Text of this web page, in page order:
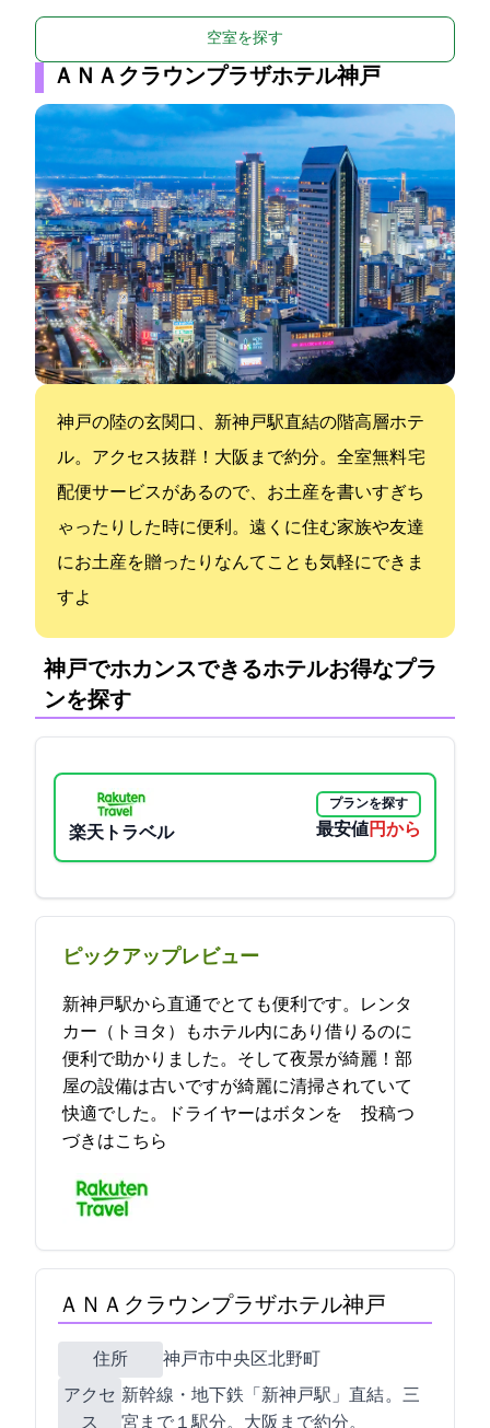
空室を探す
ＡＮＡクラウンプラザホテル神戸
神戸の陸の玄関口、新神戸駅直結の37階高層ホテ
ル。アクセス抜群！大阪まで約25分。全室Wi-fi無料 宅
配便サービスがあるので、お土産を書いすぎち
ゃったりした時に便利。遠くに住む家族や友達
にお土産を贈ったりなんてことも気軽にできま
すよ
神戸でホカンスできるホテル:お得なプラ
ンを探す
楽天トラベル
プランを探す
最安値6500円から
ピックアップレビュー
新神戸駅から直通でとても便利です。レンタ
カー（トヨタ）もホテル内にあり借りるのに
便利で助かりました。そして夜景が綺麗！部
屋の設備は古いですが綺麗に清掃されていて
快適でした。ドライヤーはボタンを… 2023-05-23 17:58:02投稿つ
づきはこちら
ＡＮＡクラウンプラザホテル神戸
住所
神戸市中央区北野町1
アクセ
ス
新幹線・地下鉄「新神戸駅」直結 。三
宮まで１駅2分。大阪まで約25分。